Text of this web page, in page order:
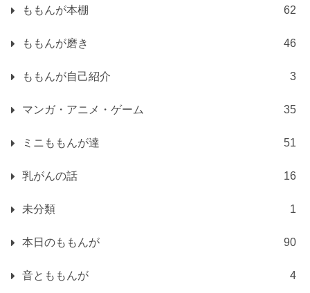
ももんが本棚 62
ももんが磨き 46
ももんが自己紹介 3
マンガ・アニメ・ゲーム 35
ミニももんが達 51
乳がんの話 16
未分類 1
本日のももんが 90
音とももんが 4